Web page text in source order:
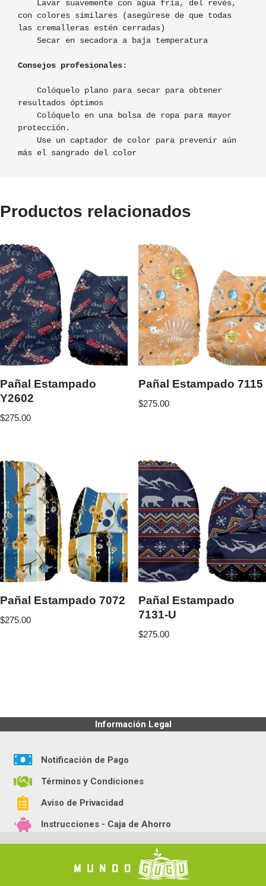
con colores similares (asegúrese de que todas
las cremalleras estén cerradas)
Consejos profesionales:
resultados óptimos
protección.
más el sangrado del color
Productos relacionados
Pañal Estampado
Y2602
$275.00
Pañal Estampado 7115
$275.00
Pañal Estampado 7072
$275.00
Pañal Estampado
7131-U
$275.00
Información Legal
Notificación de Pago
Términos y Condiciones
Aviso de Privacidad
Instrucciones - Caja de Ahorro